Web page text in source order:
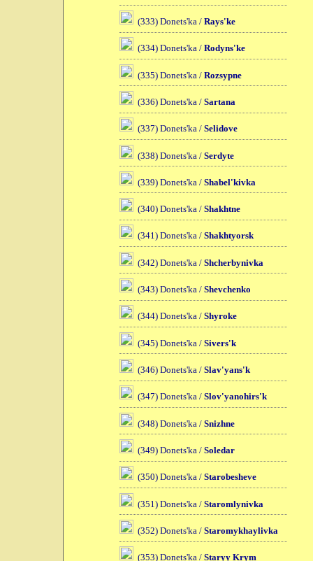
(333) Donets'ka / Rays'ke
(334) Donets'ka / Rodyns'ke
(335) Donets'ka / Rozsypne
(336) Donets'ka / Sartana
(337) Donets'ka / Selidove
(338) Donets'ka / Serdyte
(339) Donets'ka / Shabel'kivka
(340) Donets'ka / Shakhtne
(341) Donets'ka / Shakhtyorsk
(342) Donets'ka / Shcherbynivka
(343) Donets'ka / Shevchenko
(344) Donets'ka / Shyroke
(345) Donets'ka / Sivers'k
(346) Donets'ka / Slav'yans'k
(347) Donets'ka / Slov'yanohirs'k
(348) Donets'ka / Snizhne
(349) Donets'ka / Soledar
(350) Donets'ka / Starobesheve
(351) Donets'ka / Staromlynivka
(352) Donets'ka / Staromykhaylivka
(353) Donets'ka / Staryy Krym